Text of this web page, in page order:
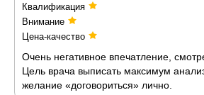
Квалификация
Внимание
Цена-качество
Очень негативное впечатление,
Цель врача выписать максимум
желание «договориться» лично.